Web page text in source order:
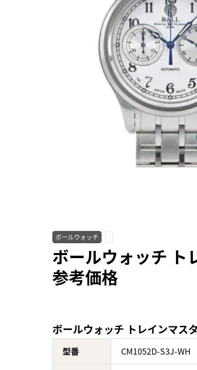
ボールウォッチ
ボールウォッチ ト
参考価格
ボールウォッチ トレインマス
型番 CM1052D-S3J-WH